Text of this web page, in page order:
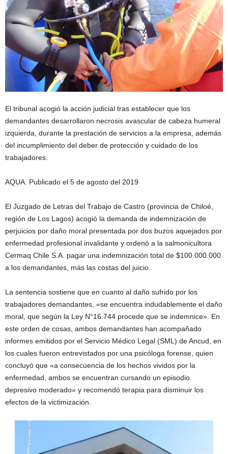
El tribunal acogió la acción judicial tras establecer que los
demandantes desarrollaron necrosis avascular de cabeza humeral
izquierda, durante la prestación de servicios a la empresa, además
del incumplimiento del deber de protección y cuidado de los
trabajadores.
AQUA. Publicado el 5 de agosto del 2019
El Juzgado de Letras del Trabajo de Castro (provincia de Chiloé,
región de Los Lagos) acogió la demanda de indemnización de
perjuicios por daño moral presentada por dos buzos aquejados por
enfermedad profesional invalidante y ordenó a la salmonicultora
Cermaq Chile S.A. pagar una indemnización total de $100.000.000
a los demandantes, más las costas del juicio.
La sentencia sostiene que en cuanto al daño sufrido por los
trabajadores demandantes, «se encuentra indudablemente el daño
moral, que según la Ley N°16.744 procede que se indemnice». En
este orden de cosas, ambos demandantes han acompañado
informes emitidos por el Servicio Médico Legal (SML) de Ancud, en
los cuales fueron entrevistados por una psicóloga forense, quien
concluyó que «a consecuencia de los hechos vividos por la
enfermedad, ambos se encuentran cursando un episodio
depresivo moderado» y recomendó terapia para disminuir los
efectos de la victimización.